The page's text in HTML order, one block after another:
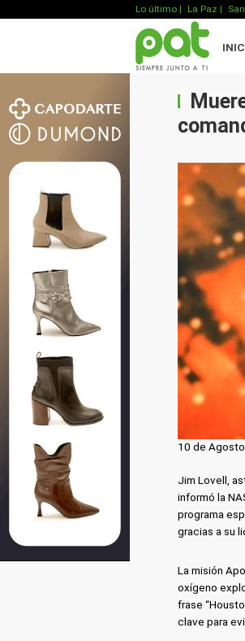
Lo último | La Paz |
10 de
Jim Lovell,
informó la
programa
gracias a su
La misión
oxígeno
frase
clave para